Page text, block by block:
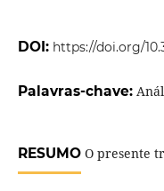
DOI: https://doi.org/
Palavras-chave:
RESUMOO presente